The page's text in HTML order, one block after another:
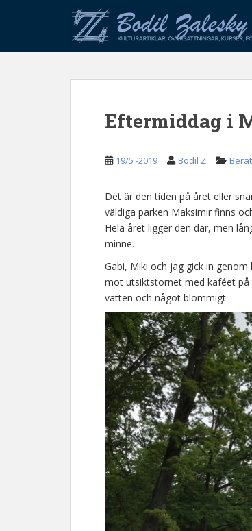
p
Eftermiddag i
19/5 -2019 Bodil Z
Det är den tiden på året eller
väldiga parken Maksimir finns
Hela året ligger den där, men
minne.
Gabi, Miki och jag gick in
mot utsiktstornet med kaféet
vatten och något blommigt.